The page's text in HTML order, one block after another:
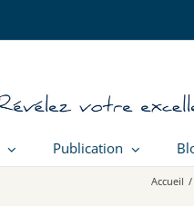
Publication
Accueil /